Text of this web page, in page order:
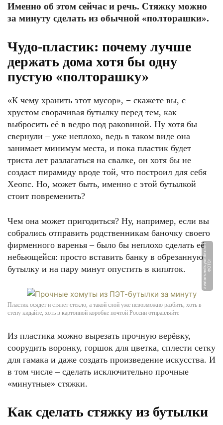
Именно об этом сейчас и речь. Стяжку можно
за минуту сделать из обычной «полторашки».
Чудо-пластик: почему лучше
держать дома хотя бы одну
пустую «полторашку»
«К чему хранить этот мусор», − скажете вы, с
хрустом сворачивая бутылку перед тем, как
выбросить её в ведро под раковиной. Ну хотя бы
свернули – уже неплохо, ведь в таком виде она
занимает минимум места, и пока пластик будет
триста лет разлагаться на свалке, он хотя бы не
создаст пирамиду вроде той, что построил для себя
Хеопс. Но, может быть, именно с этой бутылкой
стоит повременить?
Чем она может пригодиться? Ну, например, если вы
собрались отправить родственникам баночку своего
фирменного варенья – было бы неплохо сделать её
небьющейся: просто вставить банку в обрезанную
бутылку и на пару минут опустить в кипяток.
Ф
О
Т
О:
a
v
a
t
a
r
s.
m
d
s.
y
a
n
d
e
x.
n
e
t
Пластик осядет и стянет стекло, а такой слой уже невозможно разбить, хоть в
стену кидайте, хоть в картонной коробке почтой России отправляйте
Из пластика можно вырезать прочную верёвку,
соорудить воронку, горшок для цветка, сплести сетку
для гамака и даже создать произведение искусства. И
в том числе – сделать исключительно прочные
«минутные» стяжки.
Как сделать стяжку из бутылки